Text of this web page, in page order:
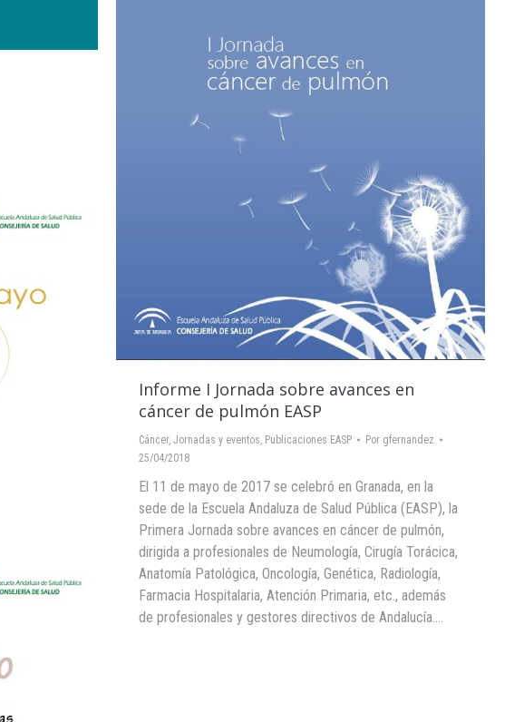
Informe I Jornada sobre avances en
cáncer de pulmón EASP
Cáncer, Jornadas y eventos Publicaciones EASP Por gfernandez
25/04/2018
El 11 de mayo de 2017 se celebró en Granada, en la
sede de la Escuela Andaluza de Salud Pública (EASP), la
Primera Jornada sobre avances en cáncer de pulmón,
dirigida a profesionales de Neumología, Cirugía Torácica,
Anatomía Patológica, Oncología, Genética, Radiología,
Farmacia Hospitalaria, Atención Primaria, etc., además
de profesionales y gestores directivos de Andalucía.…